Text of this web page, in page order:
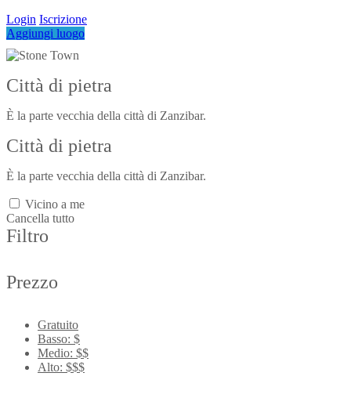
Login Iscrizione
Aggiungi luogo
Città di pietra
È la parte vecchia della città di Zanzibar.
Città di pietra
È la parte vecchia della città di Zanzibar.
Vicino a me
Cancella tutto
Filtro
Prezzo
Gratuito
Basso: $
Medio: $$
Alto: $$$